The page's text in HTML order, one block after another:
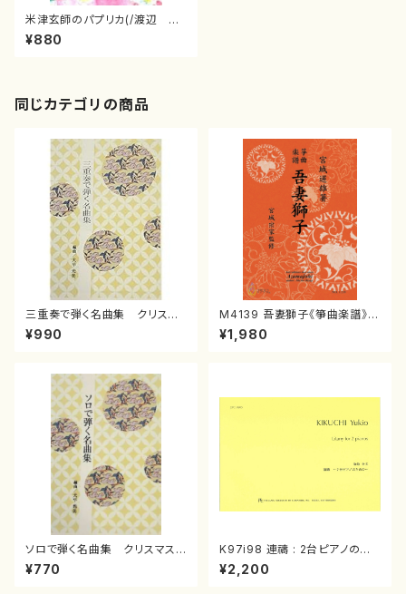
米津玄師のパプリカ(/渡辺 泰
子/楽譜）
¥880
同じカテゴリの商品
三重奏で弾く名曲集 クリスマ
スメドレー( 箏2/大平光美 編
曲/楽譜）
¥990
M4139 吾妻獅子《箏曲楽譜》
（箏/宮城道雄著・宮城宗家監修/
箏曲古典楽譜）
¥1,980
ソロで弾く名曲集 クリスマス・
イブ／恋人がサンタクロース(
箏独奏 /大平光美 編曲/楽
¥770
K97i98 連禱 : 2台ピアノのた
めの（2 Pianos / 菊池 幸夫 /
楽譜）
¥2,200